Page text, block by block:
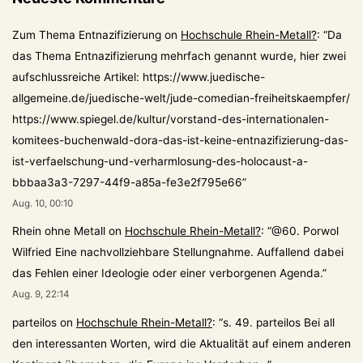
Zum Thema Entnazifizierung on Hochschule Rhein-Metall?: “Da
das Thema Entnazifizierung mehrfach genannt wurde, hier zwei
aufschlussreiche Artikel: https://www.juedische-
allgemeine.de/juedische-welt/jude-comedian-freiheitskaempfer/
https://www.spiegel.de/kultur/vorstand-des-internationalen-
komitees-buchenwald-dora-das-ist-keine-entnazifizierung-das-
ist-verfaelschung-und-verharmlosung-des-holocaust-a-
bbbaa3a3-7297-44f9-a85a-fe3e2f795e66”
Aug. 10, 00:10
Rhein ohne Metall on Hochschule Rhein-Metall?: “@60. Porwol
Wilfried Eine nachvollziehbare Stellungnahme. Auffallend dabei
das Fehlen einer Ideologie oder einer verborgenen Agenda.”
Aug. 9, 22:14
parteilos on Hochschule Rhein-Metall?: “s. 49. parteilos Bei all
den interessanten Worten, wird die Aktualität auf einem anderen